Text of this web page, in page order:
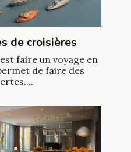
de croisières
faire un voyage en
de faire des